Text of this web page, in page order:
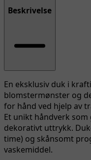
Beskrivelse
En eksklusiv duk i
blomstermønster og
for hånd ved hjelp av
Et unikt håndverk
dekorativt uttrykk.
time) og skånsomt
vaskemiddel.